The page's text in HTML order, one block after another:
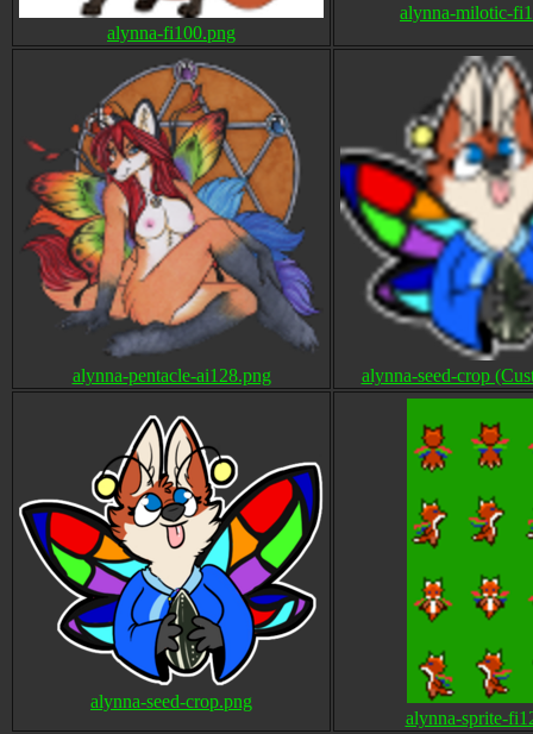
alynna-fi100.png
alynna-milotic-
alynna-pentacle-ai128.png alynna-seed-crop
alynna-seed-crop.png
alynna-sprite-